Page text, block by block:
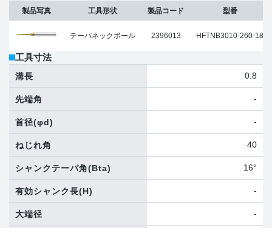
製品写真 工具形状
テーパネックボール
製品コード
2396013
型番
HFTNB3010-260-18
工具寸法
溝長 0.8
先端角 -
首径(φd) -
ねじれ角 40
シャンクテーパ角(Bta) 16°
有効シャンク長(H) -
大端径 -